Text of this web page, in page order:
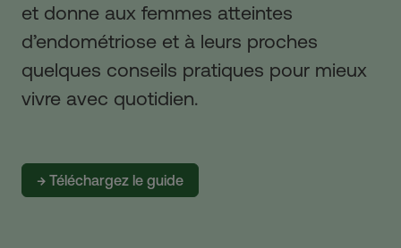
et donne aux femmes atteintes
d’endométriose et à leurs proches
quelques conseils pratiques pour mieux
vivre avec quotidien.
→ Téléchargez le guide